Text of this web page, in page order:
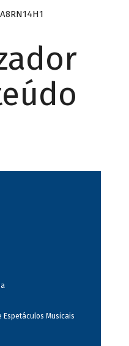
Espetáculos Musicais